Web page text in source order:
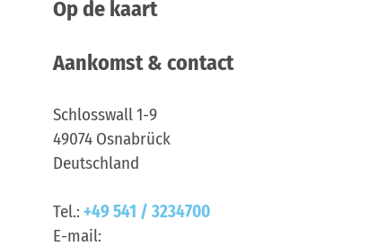
Op de kaart
Aankomst & contact
Schlosswall 1-9
49074 Osnabrück
Deutschland
Tel.: +49 541 / 3234700
E-mail: